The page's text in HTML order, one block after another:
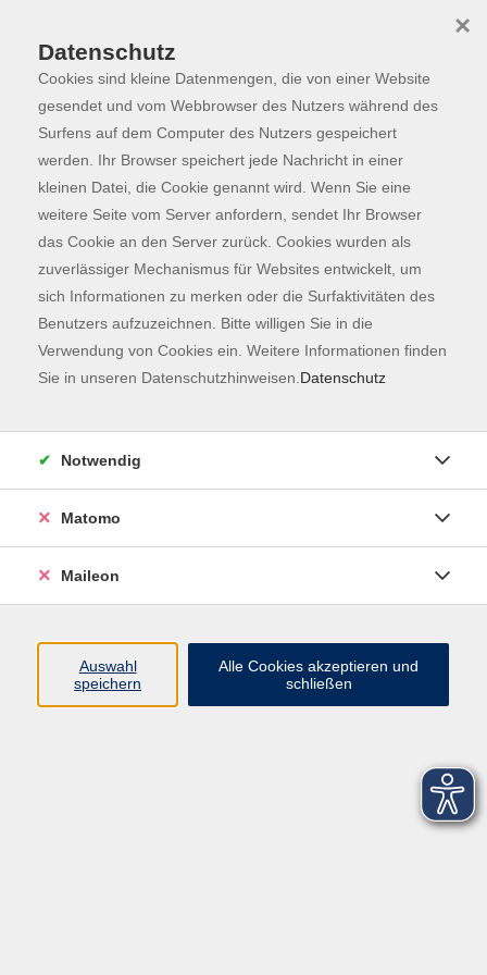
Skip to main content
Programm
Der Kurs konnte nicht gefunden werden.
Kontaktformular
Impressum
AGB
Datenschutzerklärung
Datenschutz
Cookies sind kleine Datenmengen, die von einer Website
gesendet und vom Webbrowser des Nutzers während des
Surfens auf dem Computer des Nutzers gespeichert
werden. Ihr Browser speichert jede Nachricht in einer
kleinen Datei, die Cookie genannt wird. Wenn Sie eine
weitere Seite vom Server anfordern, sendet Ihr Browser
das Cookie an den Server zurück. Cookies wurden als
zuverlässiger Mechanismus für Websites entwickelt, um
sich Informationen zu merken oder die Surfaktivitäten des
Benutzers aufzuzeichnen. Bitte willigen Sie in die
Verwendung von Cookies ein. Weitere Informationen finden
Sie in unseren Datenschutzhinweisen. Datenschutz
×
Notwendig
Matomo
Maileon
Auswahl
speichern
Alle Cookies akzeptieren und
schließen